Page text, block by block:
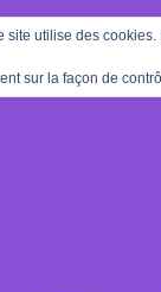
site utilise des
sur la façon de